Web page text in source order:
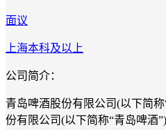
面议
上海本科及以上
公司简介：
青岛啤酒股份有限公司(以下简
份有限公司(以下简称“青岛啤酒